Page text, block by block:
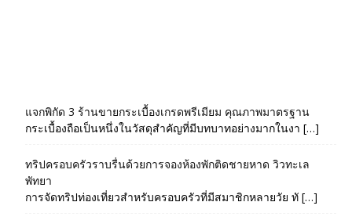
แจกพิกัด 3 ร้านขายกระเบื้องเกรดพรีเมียม คุณภาพมาตรฐาน
กระเบื้องถือเป็นหนึ่งในวัสดุสำคัญที่มีบทบาทอย่างมากในงา […]
ทริปครอบครัวราบรื่นด้วยการจองห้องพักติดชายหาด วิวทะเล
พัทยา
การจัดทริปท่องเที่ยวสำหรับครอบครัวที่มีสมาชิกหลายวัย ทั […]